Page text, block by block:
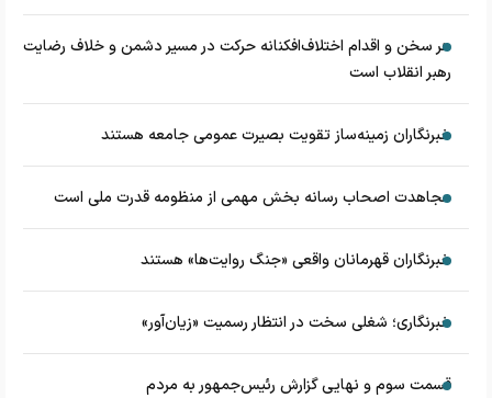
هر سخن و اقدام اختلاف‌افکنانه حرکت در مسیر دشمن و خلاف رضایت
رهبر انقلاب است
خبرنگاران زمینه‌ساز تقویت بصیرت عمومی جامعه هستند
مجاهدت اصحاب رسانه بخش مهمی از منظومه قدرت ملی است
خبرنگاران قهرمانان واقعی «جنگ روایت‌ها» هستند
خبرنگاری؛ شغلی سخت در انتظار رسمیت «زیان‌آور»
قسمت سوم و نهایی گزارش رئیس‌جمهور به مردم